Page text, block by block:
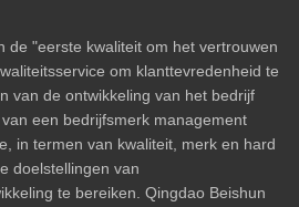
de "eerste kwaliteit om het vertrouwen
om klanttevredenheid te
van de ontwikkeling van het bedrijf
een bedrijfsmerk management
in termen van kwaliteit, merk en hard
doelstellingen van
te bereiken. Qingdao Beishun